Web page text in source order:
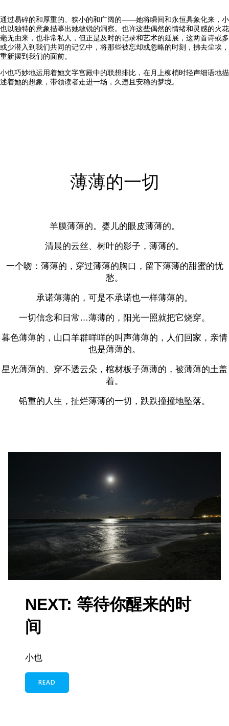
通过易碎的和厚重的、狭小的和广阔的——她将瞬间和永恒具象化来，小
也以独特的意象描摹出她敏锐的洞察。也许这些偶然的情绪和灵感的火花
毫无由来，也非常私人，但正是及时的记录和艺术的延展，这两首诗或多
或少潜入到我们共同的记忆中，将那些被忘却或忽略的时刻，拂去尘埃，
重新摆到我们的面前。
小也巧妙地运用着她文字宫殿中的联想排比，在月上柳梢时轻声细语地描
述着她的想象，带领读者走进一场，久违且安稳的梦境。
薄薄的一切
羊膜薄薄的。婴儿的眼皮薄薄的。
清晨的云丝、树叶的影子，薄薄的。
一个吻：薄薄的，穿过薄薄的胸口，留下薄薄的甜蜜的忧
愁。
承诺薄薄的，可是不承诺也一样薄薄的。
一切信念和日常…薄薄的，阳光一照就把它烧穿。
暮色薄薄的，山口羊群咩咩的叫声薄薄的，人们回家，亲情
也是薄薄的。
星光薄薄的、穿不透云朵，棺材板子薄薄的，被薄薄的土盖
着。
铅重的人生，扯烂薄薄的一切，跌跌撞撞地坠落。
NEXT: 等待你醒来的时
间
小也
READ